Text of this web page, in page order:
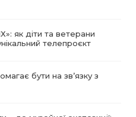
як діти та ветерани
телепроєкт
бути на зв’язку з